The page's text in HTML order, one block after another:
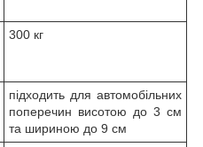
300 кг
підходить для автомобільних
поперечин висотою до 3 см
та шириною до 9 см